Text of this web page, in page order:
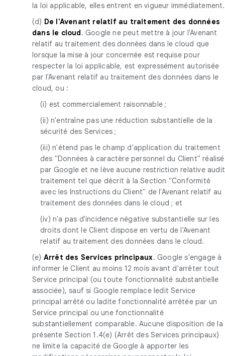
la loi applicable, elles entrent en vigueur immédiatement.
(d) De l'Avenant relatif au traitement des données
dans le cloud. Google ne peut mettre à jour l'Avenant
relatif au traitement des données dans le cloud que
lorsque la mise à jour concernée est requise pour
respecter la loi applicable, est expressément autorisée
par l'Avenant relatif au traitement des données dans le
cloud, ou :
(i) est commercialement raisonnable ;
(ii) n'entraîne pas une réduction substantielle de la
sécurité des Services ;
(iii) n'étend pas le champ d'application du traitement
des "Données à caractère personnel du Client" réalisé
par Google et ne lève aucune restriction relative audit
traitement tel que décrit à la Section "Conformité
avec les Instructions du Client" de l'Avenant relatif au
traitement des données dans le cloud ; et
(iv) n'a pas d'incidence négative substantielle sur les
droits dont le Client dispose en vertu de l'Avenant
relatif au traitement des données dans le cloud.
(e) Arrêt des Services principaux. Google s'engage à
informer le Client au moins 12 mois avant d'arrêter tout
Service principal (ou toute fonctionnalité substantielle
associée), sauf si Google remplace ledit Service
principal arrêté ou ladite fonctionnalité arrêtée par un
Service principal ou une fonctionnalité
substantiellement comparable. Aucune disposition de la
présente Section 1.4(e) (Arrêt des Services principaux)
ne limite la capacité de Google à apporter les